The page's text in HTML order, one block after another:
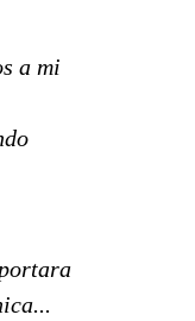
a mi